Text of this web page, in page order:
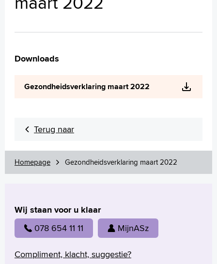
English
Türkçe
Downloads
Gezondheidsverklaring maart 2022
Terug naar
Homepage Gezondheidsverklaring maart 2022
Wij staan voor u klaar
078 654 11 11 MijnASz
Compliment, klacht, suggestie?